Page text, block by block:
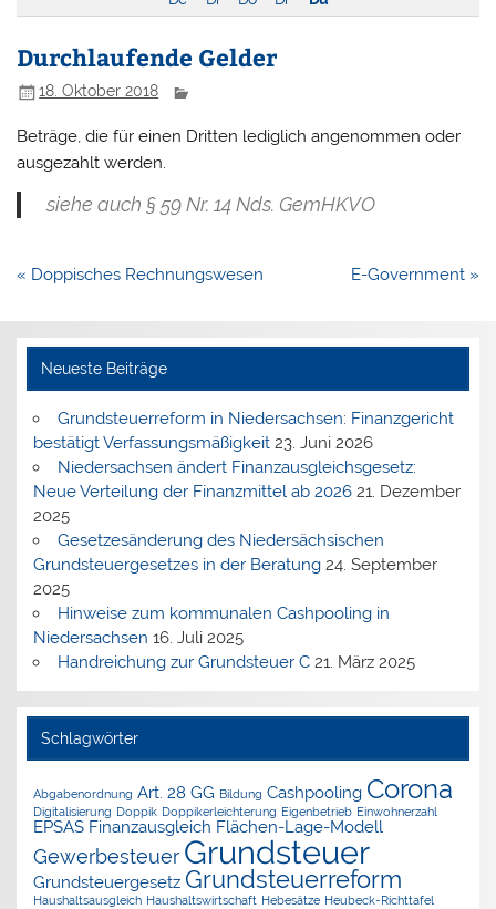
Durchlaufende Gelder
18. Oktober 2018
Beträge, die für einen Dritten lediglich angenommen oder
ausgezahlt werden.
siehe auch § 59 Nr. 14 Nds. GemHKVO
Beitragsnavigation
« Doppisches Rechnungswesen E-Government »
Neueste Beiträge
Grundsteuerreform in Niedersachsen: Finanzgericht
bestätigt Verfassungsmäßigkeit 23. Juni 2026
Niedersachsen ändert Finanzausgleichsgesetz:
Neue Verteilung der Finanzmittel ab 2026 21. Dezember
2025
Gesetzesänderung des Niedersächsischen
Grundsteuergesetzes in der Beratung 24. September
2025
Hinweise zum kommunalen Cashpooling in
Niedersachsen 16. Juli 2025
Handreichung zur Grundsteuer C 21. März 2025
Schlagwörter
Abgabenordnung Art. 28 GG Bildung Cashpooling Corona
Digitalisierung Doppik Doppikerleichterung Eigenbetrieb Einwohnerzahl
EPSAS Finanzausgleich Flächen-Lage-Modell
Gewerbesteuer Grundsteuer
Grundsteuergesetz Grundsteuerreform
Haushaltsausgleich Haushaltswirtschaft Hebesätze Heubeck-Richttafel